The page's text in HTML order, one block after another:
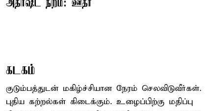
அதிர்ஷ்ட நிறம்: ஊதா
கடகம்
குடும்பத்துடன் மகிழ்ச்சியான நேரம் செலவிடுவீர்கள்.
புதிய கற்றல்கள் கிடைக்கும். உழைப்பிற்கு மதிப்பு